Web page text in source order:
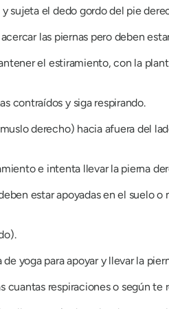
sujeta el dedo gordo del pie
las piernas pero deben
el estiramiento, con la
contraídos y siga respirando.
derecho) hacia afuera del
e intenta llevar la pierna
estar apoyadas en el suelo
yoga para apoyar y llevar la
cuantas respiraciones o según te